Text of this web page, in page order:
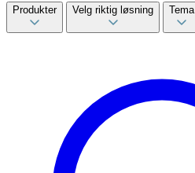
Produkter Velg riktig løsning Tema